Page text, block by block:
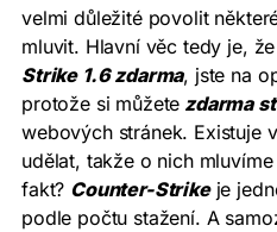
velmi důležité povolit
mluvit. Hlavní věc tedy je,
Strike 1.6 zdarma, jste na
protože si můžete zdarma
webových stránek. Existuje
udělat, takže o nich
fakt? Counter-Strikeje
podle počtu stažení. A